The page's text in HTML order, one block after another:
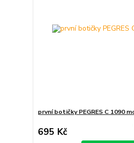
první botičky PEGRES C 1090
695 Kč